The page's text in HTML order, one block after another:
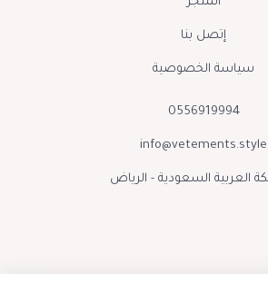
إتصل بنا
سياسة الخصوصية
0556919994
info@vetements.style
العربية السعودية - الرياض